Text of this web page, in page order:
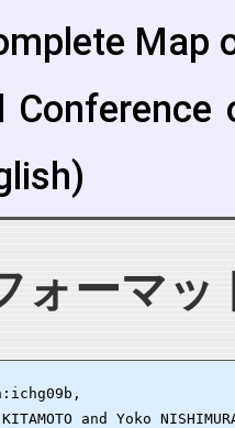
Map
Conference
ォーマッ
and Yoko